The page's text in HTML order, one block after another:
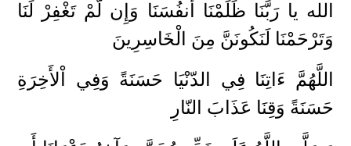
الله يا رَبَّنَا ظَلَمْنَا أَنفُسَنَا وَإِن لَّمْ تَغْفِرْ لَنَا
وَتَرْحَمْنَا لَنَكُونَنَّ مِنَ الْخَاسِرِينَ
اللَّهُمَّ ءَاتِنَا فِي الدّنْيَا حَسَنَةً وَفِي اْلأَخِرَةِ
حَسَنَةً وَقِنَا عَذَابَ النّارِ